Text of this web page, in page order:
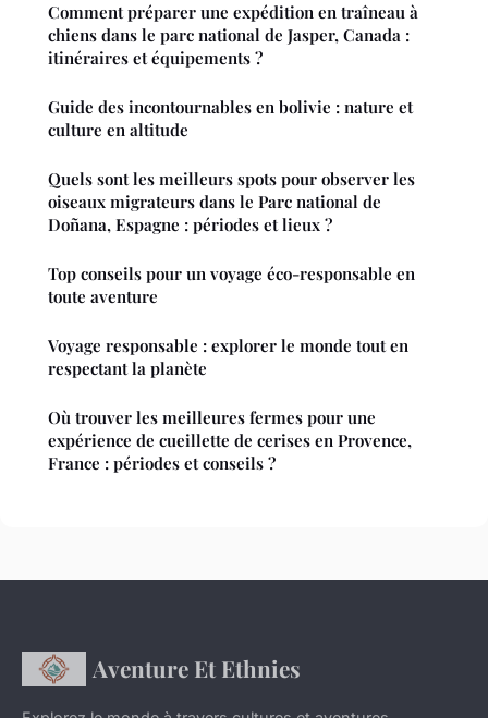
Comment préparer une expédition en traîneau à
chiens dans le parc national de Jasper, Canada :
itinéraires et équipements ?
Guide des incontournables en bolivie : nature et
culture en altitude
Quels sont les meilleurs spots pour observer les
oiseaux migrateurs dans le Parc national de
Doñana, Espagne : périodes et lieux ?
Top conseils pour un voyage éco-responsable en
toute aventure
Voyage responsable : explorer le monde tout en
respectant la planète
Où trouver les meilleures fermes pour une
expérience de cueillette de cerises en Provence,
France : périodes et conseils ?
Aventure Et Ethnies